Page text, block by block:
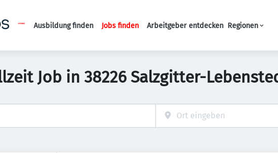
Haupt-Navigation
Ausbildung finden Jobs finden Arbeitgeber entdecken Regionen
Job in 38226 Salzgitter-